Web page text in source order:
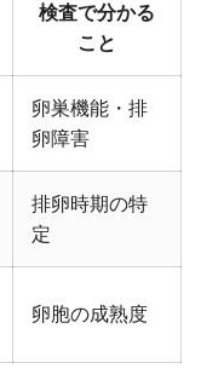
検査で分かる
こと
卵巣機能・排
卵障害
排卵時期の特
定
卵胞の成熟度